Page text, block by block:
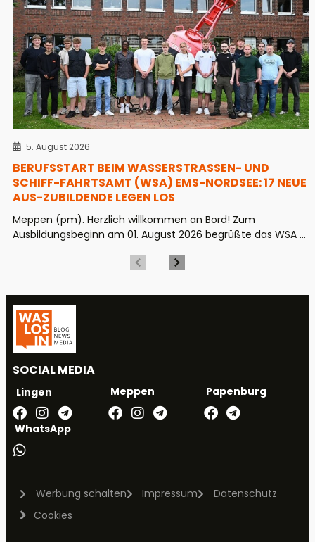
5. August 2026
BERUFSSTART BEIM WASSERSTRASSEN- UND S
CHIFF-FAHRTSAMT (WSA) EMS-NORDSEE: 17 NEUE A
US-ZUBILDENDE LEGEN LOS
Meppen (pm). Herzlich willkommen an Bord! Zum
Ausbildungsbeginn am 01. August 2026 begrüßte das WSA ...
SOCIAL MEDIA
Lingen Meppen Papenburg
WhatsApp
Werbung schalten Impressum
Datenschutz
Cookies